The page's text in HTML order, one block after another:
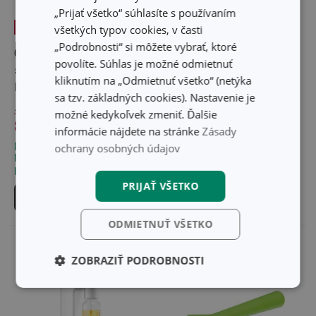
Cestovný príbor
s ochranným puzdrom
MOVE
10,70 €
8,50 €
Dostupné v eshope
Môžete mať ihneď v 33
predajniach
-23 %
Bábovka vysoká DELÍCIA
SiliconPRIME ø 24 cm,
rozeta
19,90 €
15,30 €
Dostupné v eshope
Môžete mať ihneď v 27
predajniach
Do košíka
„Prijať všetko“ súhlasíte s používaním
všetkých typov cookies, v časti
„Podrobnosti“ si môžete vybrať, ktoré
povolíte. Súhlas je možné odmietnuť
kliknutím na „Odmietnuť všetko“ (netýka
sa tzv. základných cookies). Nastavenie je
možné kedykoľvek zmeniť. Ďalšie
informácie nájdete na stránkeZásady
ochrany osobných údajov
PRIJAŤ VŠETKO
ODMIETNUŤ VŠETKO
ZOBRAZIŤ PODROBNOSTI
Základné
(funkčné) cookies
Analytické a
preferenčné
cookies